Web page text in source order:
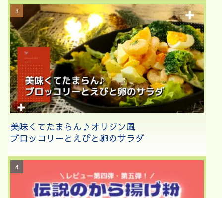
美味くてたまらん♪オリジン風
ブロッコリーとえびと卵のサラダ